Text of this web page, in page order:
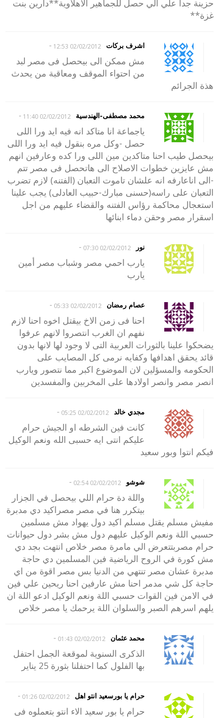
حزينة جدا علي الي حصل للجماهير الاهلاوية**دارين بنت
غزة**
اشرف بركات 02/02/2012 12:53
-
مش ممكن الى بيحصل فى مصر لبد
من احتواء الموقف ومعاقبة من يحدث
هذة الجرائم
محمد مصطفى-الهندسية 02/02/2012 11:40
-
ياجماعة انا متاكد انه فيه ايد ورا اللى
حصل -وكل مره بنقول فيه ايد ورا اللى
بيحصل طيب احنا متاكدين مين اللى ورا كده وعارفين انهم
مش عايزين خطوات الاصلاح الى هاتحصل فى مصر تتم
-الى اناعارفه انه علشان تاموت التعبان (الفتنه) لازم تضرب
التعبان على راسه(حسنى مبارك-حبيب العادلى) يجب علينا
استعجال محاكمة رؤاس الفتنه والقضاء عليهم من اجل
اسقرار مصر وحقن دماء ابنائها
نور 02/02/2012 07:30
-
يارب احمي مصر وشباب مصر أمين
يارب
عصام رمضان 02/02/2012 05:33
-
احنا فى زمن الاخ بيقتل اخوه احنا لازم
نفهم ان الغرب انتصروا لانهم عرفوا
يضحكوا علينا بالثورات العربية التى لا وجود لها لانها بدون
قائد يحقق اهدافها وكفايه نرمى كل المصايب على
الحكومه والمسؤلين لان الموضوع اكبر مما نتصور ويارب
انصر مصر وانصر اولادها على المخربين والمفسدين
مجدي خالد 02/02/2012 05:25
-
كانت فين الشرطه او الجيش حرام
عليكم انتى ايه حسبى الله ونعم الوكيل
فيكم انتوا وبور سعيد
شوشو 02/02/2012 02:54
-
واللة دة حرام اللي بيحصل في الجزار
بيتكرر هنا في مصر مصراكيد دي مدبرة
مفيش مسلم يقتل مسلم اكيد دول يهواد مش مسلمين
حسبي اللة ونعم الوكيل عليهم دول مش بشر دول حيوانات
حرام مصربتتعرض الي مامرة مصر خلاص انتهت بجد دي
مش كورة في الروح الرياضية فين المسلمين دي حاجة
مدبرة عشان مصر تنتهي من الدنيا بس مصر اقوة من اي
حاجة كل شي مدمر احنا مش عارفين احنا ريحين علي فين
في الامن فين القوات حسبي اللة ونعم الوكيل ادعو اللة ان
يلهم اسرهم الصبر والسلوان اللة يرحمك يا مصر خلاص
محمد عثمان 02/02/2012 01:43
-
الذكرى السنوية لموقعة الجمل احتفل
بها الفلول كما احتفلنا بثورة 25 يناير
حرام يا بورسعيد انتو اهل 02/02/2012 01:26
-
حرام يا بور سعيد الاء انتو بتعملوه فى